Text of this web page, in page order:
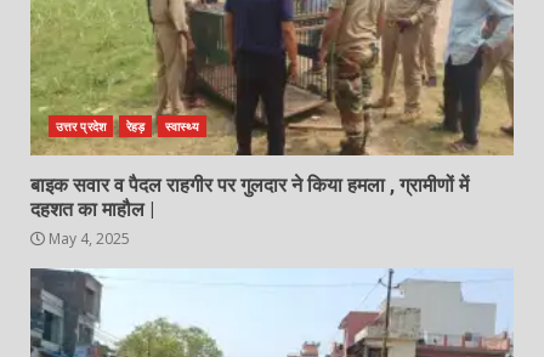
उत्तर प्रदेश रेहड़ स्वास्थ्य
बाइक सवार व पैदल राहगीर पर गुलदार ने किया हमला , ग्रामीणों में
दहशत का माहौल |
May 4, 2025